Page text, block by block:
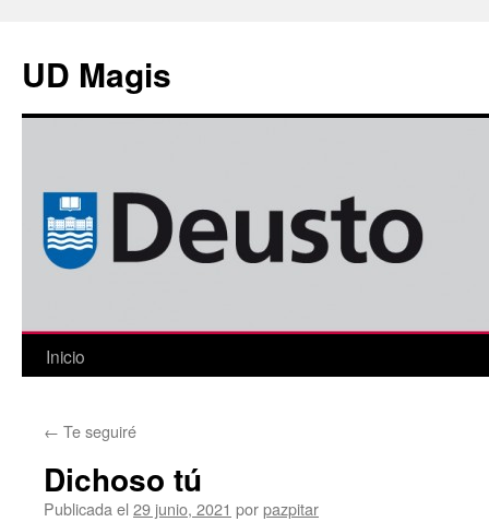
contenido
UD Magis
Inicio
← Te seguiré
Dichoso tú
Publicada el 29 junio, 2021 porpazpitar